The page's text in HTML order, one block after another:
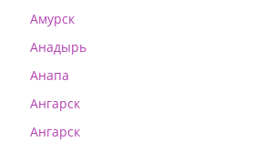
Амурск
Анадырь
Анапа
Ангарск
Ангарск